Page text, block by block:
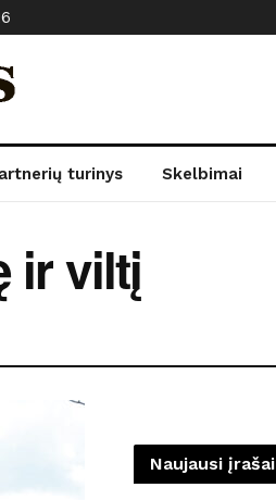
turinys Skelbimai
ir viltį
Naujausi įrašai